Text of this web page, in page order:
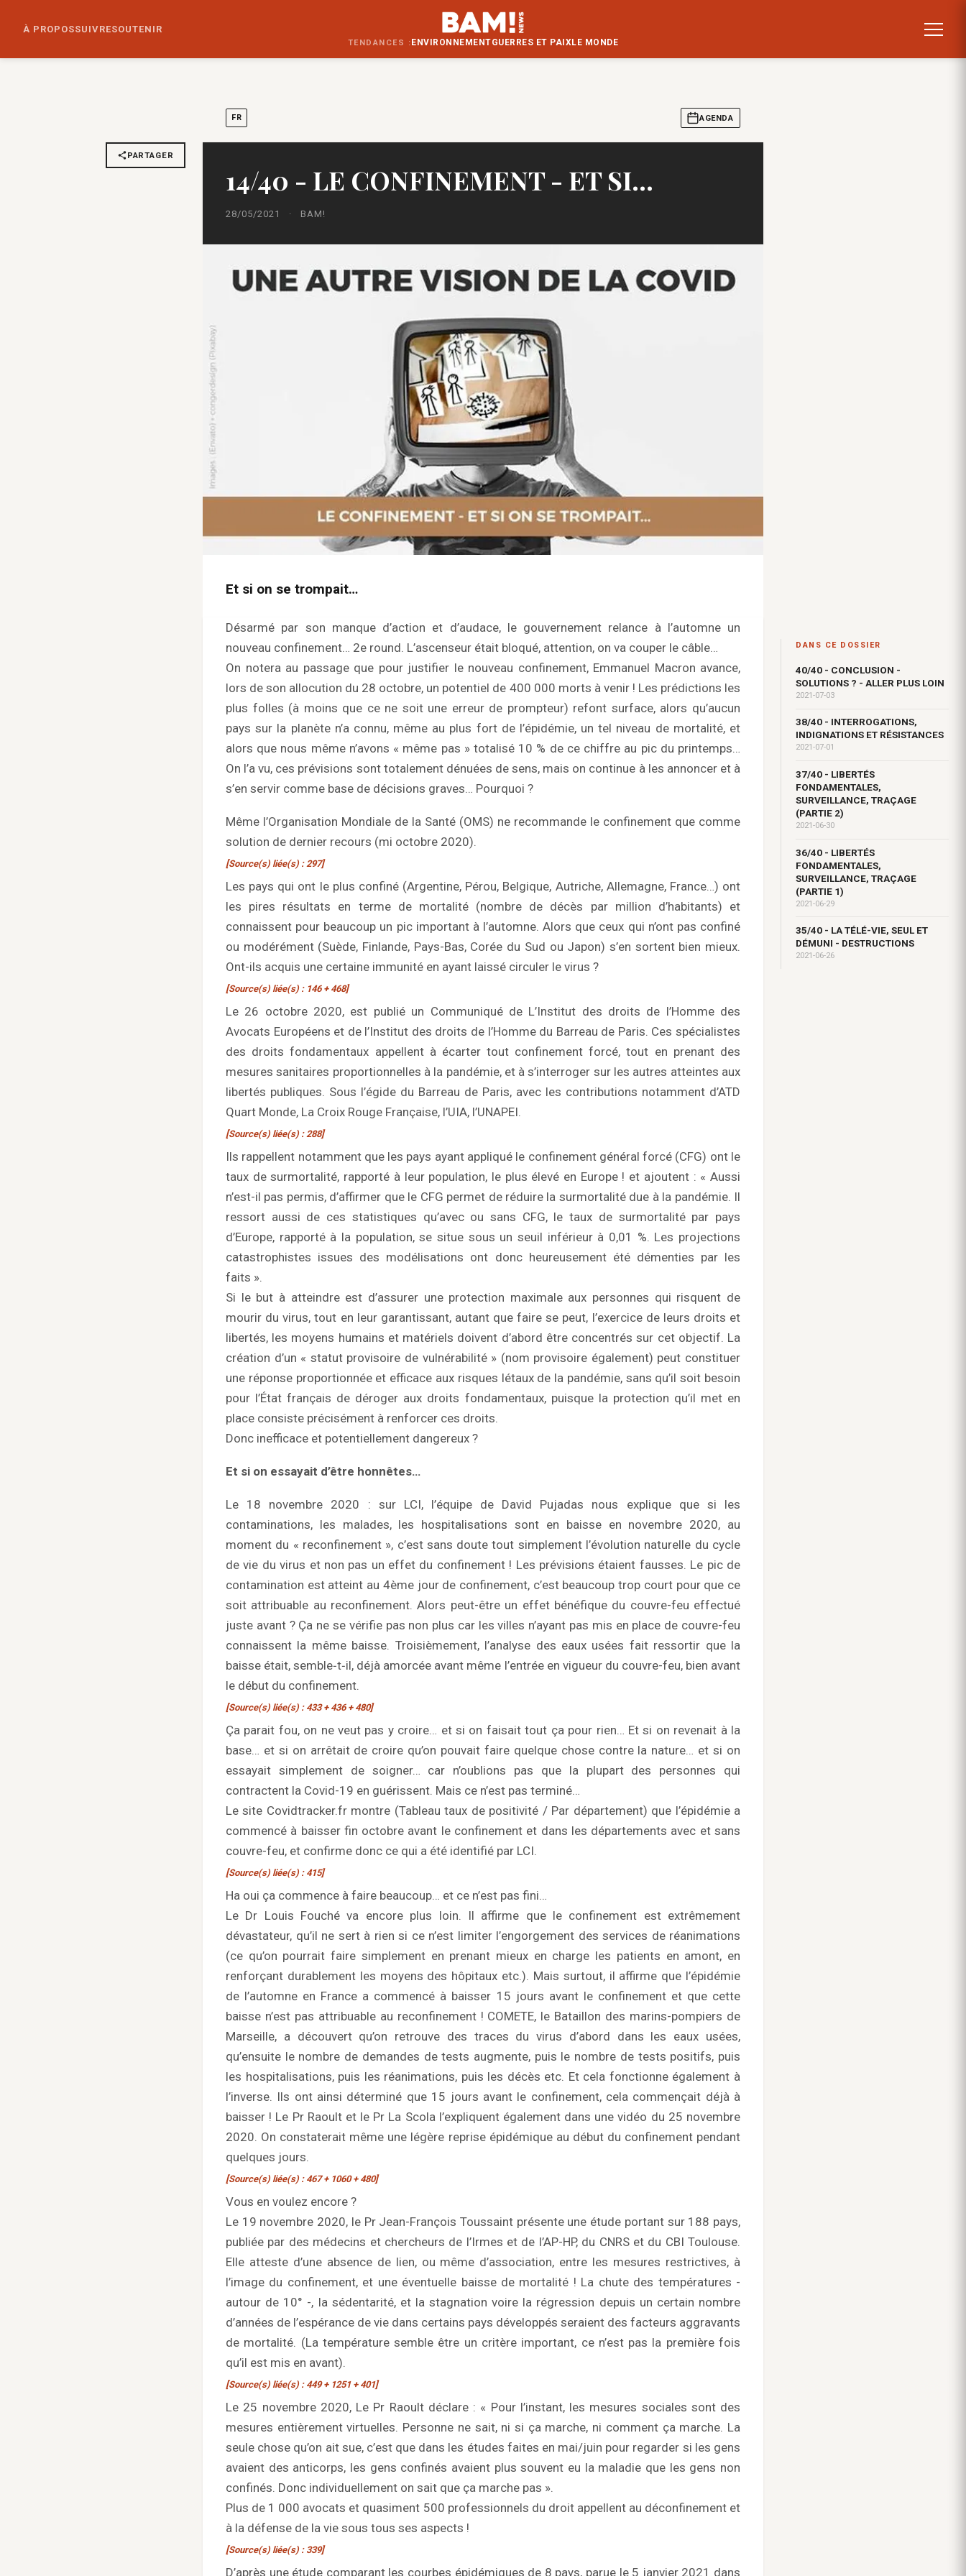
À PROPOSSUIVRESOUTENIR
TENDANCES : ENVIRONNEMENTGUERRES ET PAIXLE MONDE
FR AGENDA
PARTAGER
14/40 - LE CONFINEMENT - ET SI…
28/05/2021 · BAM!
Et si on se trompait…
Désarmé par son manque d’action et d’audace, le gouvernement relance à l’automne un
nouveau confinement… 2e round. L’ascenseur était bloqué, attention, on va couper le câble…
On notera au passage que pour justifier le nouveau confinement, Emmanuel Macron avance,
lors de son allocution du 28 octobre, un potentiel de 400 000 morts à venir ! Les prédictions les
plus folles (à moins que ce ne soit une erreur de prompteur) refont surface, alors qu’aucun
pays sur la planète n’a connu, même au plus fort de l’épidémie, un tel niveau de mortalité, et
alors que nous même n’avons « même pas » totalisé 10 % de ce chiffre au pic du printemps…
On l’a vu, ces prévisions sont totalement dénuées de sens, mais on continue à les annoncer et à
s’en servir comme base de décisions graves… Pourquoi ?
Même l’Organisation Mondiale de la Santé (OMS) ne recommande le confinement que comme
solution de dernier recours (mi octobre 2020).
[Source(s) liée(s) : 297]
Les pays qui ont le plus confiné (Argentine, Pérou, Belgique, Autriche, Allemagne, France…) ont
les pires résultats en terme de mortalité (nombre de décès par million d’habitants) et
connaissent pour beaucoup un pic important à l’automne. Alors que ceux qui n’ont pas confiné
ou modérément (Suède, Finlande, Pays-Bas, Corée du Sud ou Japon) s’en sortent bien mieux.
Ont-ils acquis une certaine immunité en ayant laissé circuler le virus ?
[Source(s) liée(s) : 146 + 468]
Le 26 octobre 2020, est publié un Communiqué de L’Institut des droits de l’Homme des
Avocats Européens et de l’Institut des droits de l’Homme du Barreau de Paris. Ces spécialistes
des droits fondamentaux appellent à écarter tout confinement forcé, tout en prenant des
mesures sanitaires proportionnelles à la pandémie, et à s’interroger sur les autres atteintes aux
libertés publiques. Sous l’égide du Barreau de Paris, avec les contributions notamment d’ATD
Quart Monde, La Croix Rouge Française, l’UIA, l’UNAPEI.
[Source(s) liée(s) : 288]
Ils rappellent notamment que les pays ayant appliqué le confinement général forcé (CFG) ont le
taux de surmortalité, rapporté à leur population, le plus élevé en Europe ! et ajoutent : « Aussi
n’est-il pas permis, d’affirmer que le CFG permet de réduire la surmortalité due à la pandémie. Il
ressort aussi de ces statistiques qu’avec ou sans CFG, le taux de surmortalité par pays
d’Europe, rapporté à la population, se situe sous un seuil inférieur à 0,01 %. Les projections
catastrophistes issues des modélisations ont donc heureusement été démenties par les
faits ».
Si le but à atteindre est d’assurer une protection maximale aux personnes qui risquent de
mourir du virus, tout en leur garantissant, autant que faire se peut, l’exercice de leurs droits et
libertés, les moyens humains et matériels doivent d’abord être concentrés sur cet objectif. La
création d’un « statut provisoire de vulnérabilité » (nom provisoire également) peut constituer
une réponse proportionnée et efficace aux risques létaux de la pandémie, sans qu’il soit besoin
pour l’État français de déroger aux droits fondamentaux, puisque la protection qu’il met en
place consiste précisément à renforcer ces droits.
Donc inefficace et potentiellement dangereux ?
Et si on essayait d’être honnêtes…
Le 18 novembre 2020 : sur LCI, l’équipe de David Pujadas nous explique que si les
contaminations, les malades, les hospitalisations sont en baisse en novembre 2020, au
moment du « reconfinement », c’est sans doute tout simplement l’évolution naturelle du cycle
de vie du virus et non pas un effet du confinement ! Les prévisions étaient fausses. Le pic de
contamination est atteint au 4ème jour de confinement, c’est beaucoup trop court pour que ce
soit attribuable au reconfinement. Alors peut-être un effet bénéfique du couvre-feu effectué
juste avant ? Ça ne se vérifie pas non plus car les villes n’ayant pas mis en place de couvre-feu
connaissent la même baisse. Troisièmement, l’analyse des eaux usées fait ressortir que la
baisse était, semble‑t‑il, déjà amorcée avant même l’entrée en vigueur du couvre-feu, bien avant
le début du confinement.
[Source(s) liée(s) : 433 + 436 + 480]
Ça parait fou, on ne veut pas y croire… et si on faisait tout ça pour rien… Et si on revenait à la
base… et si on arrêtait de croire qu’on pouvait faire quelque chose contre la nature… et si on
essayait simplement de soigner… car n’oublions pas que la plupart des personnes qui
contractent la Covid-19 en guérissent. Mais ce n’est pas terminé…
Le site Covidtracker.fr montre (Tableau taux de positivité / Par département) que l’épidémie a
commencé à baisser fin octobre avant le confinement et dans les départements avec et sans
couvre-feu, et confirme donc ce qui a été identifié par LCI.
[Source(s) liée(s) : 415]
Ha oui ça commence à faire beaucoup… et ce n’est pas fini…
Le Dr Louis Fouché va encore plus loin. Il affirme que le confinement est extrêmement
dévastateur, qu’il ne sert à rien si ce n’est limiter l’engorgement des services de réanimations
(ce qu’on pourrait faire simplement en prenant mieux en charge les patients en amont, en
renforçant durablement les moyens des hôpitaux etc.). Mais surtout, il affirme que l’épidémie
de l’automne en France a commencé à baisser 15 jours avant le confinement et que cette
baisse n’est pas attribuable au reconfinement ! COMETE, le Bataillon des marins-pompiers de
Marseille, a découvert qu’on retrouve des traces du virus d’abord dans les eaux usées,
qu’ensuite le nombre de demandes de tests augmente, puis le nombre de tests positifs, puis
les hospitalisations, puis les réanimations, puis les décès etc. Et cela fonctionne également à
l’inverse. Ils ont ainsi déterminé que 15 jours avant le confinement, cela commençait déjà à
baisser ! Le Pr Raoult et le Pr La Scola l’expliquent également dans une vidéo du 25 novembre
2020. On constaterait même une légère reprise épidémique au début du confinement pendant
quelques jours.
[Source(s) liée(s) : 467 + 1060 + 480]
Vous en voulez encore ?
Le 19 novembre 2020, le Pr Jean-François Toussaint présente une étude portant sur 188 pays,
publiée par des médecins et chercheurs de l’Irmes et de l’AP-HP, du CNRS et du CBI Toulouse.
Elle atteste d’une absence de lien, ou même d’association, entre les mesures restrictives, à
l’image du confinement, et une éventuelle baisse de mortalité ! La chute des températures -
autour de 10° -, la sédentarité, et la stagnation voire la régression depuis un certain nombre
d’années de l’espérance de vie dans certains pays développés seraient des facteurs aggravants
de mortalité. (La température semble être un critère important, ce n’est pas la première fois
qu’il est mis en avant).
[Source(s) liée(s) : 449 + 1251 + 401]
Le 25 novembre 2020, Le Pr Raoult déclare : « Pour l’instant, les mesures sociales sont des
mesures entièrement virtuelles. Personne ne sait, ni si ça marche, ni comment ça marche. La
seule chose qu’on ait sue, c’est que dans les études faites en mai/juin pour regarder si les gens
avaient des anticorps, les gens confinés avaient plus souvent eu la maladie que les gens non
confinés. Donc individuellement on sait que ça marche pas ».
Plus de 1 000 avocats et quasiment 500 professionnels du droit appellent au déconfinement et
à la défense de la vie sous tous ses aspects !
[Source(s) liée(s) : 339]
D’après une étude comparant les courbes épidémiques de 8 pays, parue le 5 janvier 2021 dans
DANS CE DOSSIER
40/40 - CONCLUSION -
SOLUTIONS ? - ALLER PLUS LOIN
2021-07-03
38/40 - INTERROGATIONS,
INDIGNATIONS ET RÉSISTANCES
2021-07-01
37/40 - LIBERTÉS
FONDAMENTALES,
SURVEILLANCE, TRAÇAGE
(PARTIE 2)
2021-06-30
36/40 - LIBERTÉS
FONDAMENTALES,
SURVEILLANCE, TRAÇAGE
(PARTIE 1)
2021-06-29
35/40 - LA TÉLÉ-VIE, SEUL ET
DÉMUNI - DESTRUCTIONS
2021-06-26